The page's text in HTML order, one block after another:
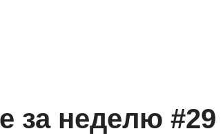
за неделю #29